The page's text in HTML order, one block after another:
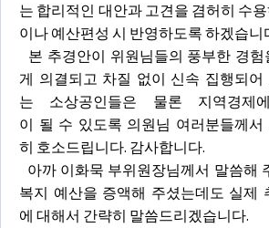
는 합리적인 대안과 고견을 겸허히 수
이나 예산편성 시 반영하도록 하겠습니
본 추경안이 위원님들의 풍부한 경
게 의결되고 차질 없이 신속 집행되어
는 소상공인들은 물론 지역경제
이 될 수 있도록 의원님 여러분들께서
히 호소드립니다. 감사합니다.
아까 이화묵 부위원장님께서 말씀해
복지 예산을 증액해 주셨는데도 실제
에 대해서 간략히 말씀드리겠습니다.